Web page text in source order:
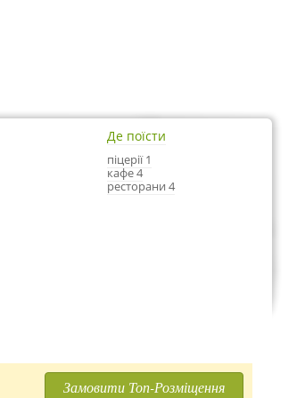
Де поїсти
піцерії 1
кафе 4
ресторани 4
Замовити Топ-Розміщення